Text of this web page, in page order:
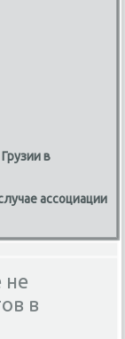
в
ассоциации
не
в